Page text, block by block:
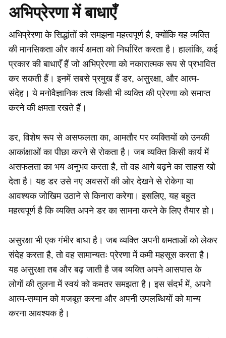
अभिप्रेरणा में बाधाएँ
अभिप्रेरणा के सिद्धांतों को समझना महत्वपूर्ण है, क्योंकि यह व्यक्ति
की मानसिकता और कार्य क्षमता को निर्धारित करता है। हालांकि, कई
प्रकार की बाधाएँ हैं जो अभिप्रेरणा को नकारात्मक रूप से प्रभावित
कर सकती हैं। इनमें सबसे प्रमुख हैं डर, असुरक्षा, और आत्म-
संदेह। ये मनोवैज्ञानिक तत्व किसी भी व्यक्ति की प्रेरणा को समाप्त
करने की क्षमता रखते हैं।
डर, विशेष रूप से असफलता का, आमतौर पर व्यक्तियों को उनकी
आकांक्षाओं का पीछा करने से रोकता है। जब व्यक्ति किसी कार्य में
असफलता का भय अनुभव करता है, तो वह आगे बढ़ने का साहस खो
देता है। यह डर उसे नए अवसरों की ओर देखने से रोकेगा या
आवश्यक जोखिम उठाने से किनारा करेगा। इसलिए, यह बहुत
महत्वपूर्ण है कि व्यक्ति अपने डर का सामना करने के लिए तैयार हो।
असुरक्षा भी एक गंभीर बाधा है। जब व्यक्ति अपनी क्षमताओं को लेकर
संदेह करता है, तो वह सामान्यतः प्रेरणा में कमी महसूस करता है।
यह असुरक्षा तब और बढ़ जाती है जब व्यक्ति अपने आसपास के
लोगों की तुलना में स्वयं को कमतर समझता है। इस संदर्भ में, अपने
आत्म-सम्मान को मजबूत करना और अपनी उपलब्धियों को मान्य
करना आवश्यक है।